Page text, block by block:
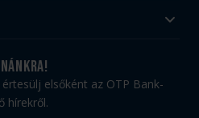
elsőként az OTP Bank-
hírekről.